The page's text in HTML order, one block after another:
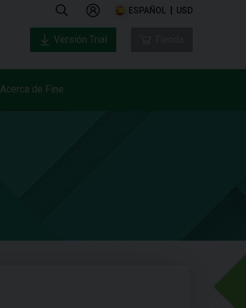
ESPAÑOL USD
Acerca de Fine
Versión Trial